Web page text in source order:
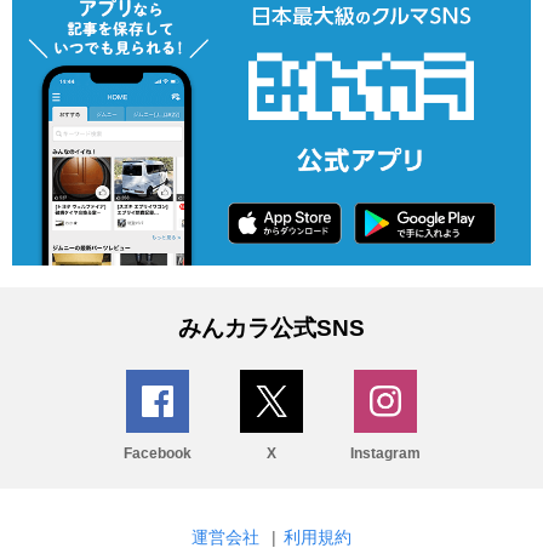
みんカラ公式SNS
Facebook X Instagram
運営会社 | 利用規約